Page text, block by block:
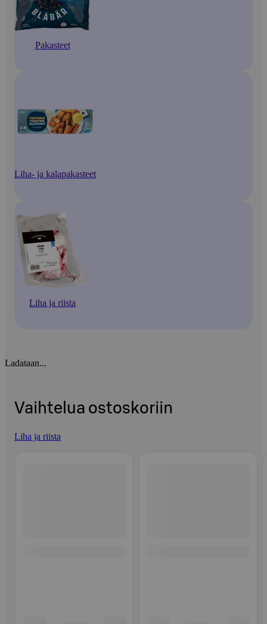
Pakasteet
Liha- ja kalapakasteet
Liha ja riista
Ladataan...
Vaihtelua ostoskoriin
Liha ja riista